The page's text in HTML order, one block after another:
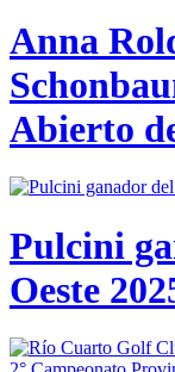
Anna
Abierto
Pulcini
Oeste